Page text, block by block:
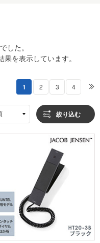
した。
を表示しています。
1 2 3 4
絞り込む